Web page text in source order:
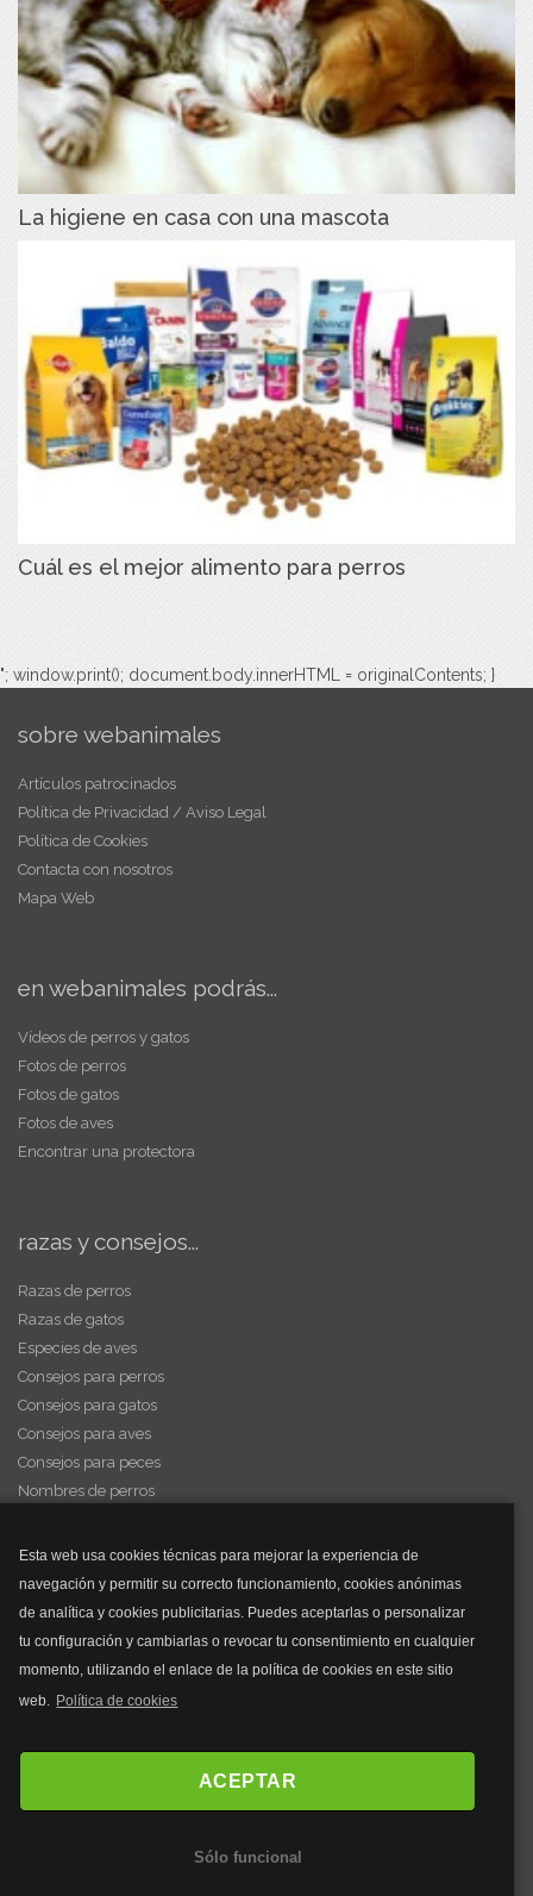
Esta web usa cookies técnicas para mejorar la experiencia de
navegación y permitir su correcto funcionamiento, cookies anónimas
de analítica y cookies publicitarias. Puedes aceptarlas o personalizar
tu configuración y cambiarlas o revocar tu consentimiento en cualquier
momento, utilizando el enlace de la política de cookies en este sitio
web. Política de cookies
ACEPTAR
Sólo funcional
La higiene en casa con una mascota
Cuál es el mejor alimento para perros
"; window.print(); document.body.innerHTML = originalContents; }
sobre webanimales
Artículos patrocinados
Política de Privacidad / Aviso Legal
Política de Cookies
Contacta con nosotros
Mapa Web
en webanimales podrás...
Vídeos de perros y gatos
Fotos de perros
Fotos de gatos
Fotos de aves
Encontrar una protectora
razas y consejos...
Razas de perros
Razas de gatos
Especies de aves
Consejos para perros
Consejos para gatos
Consejos para aves
Consejos para peces
Nombres de perros
y mucho más...